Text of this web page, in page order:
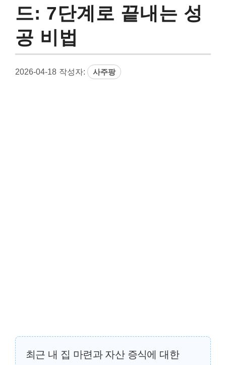
드: 7단계로 끝내는 성
공 비법
2026-04-18 작성자: 사주팡
최근 내 집 마련과 자산 증식에 대한